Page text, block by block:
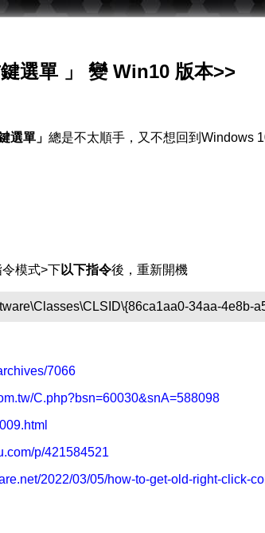
選單 」 變 Win10 版本>>
選單」 總是不太順手，又不想回到Windows
模式>下以下指令後，重新開機
34aa-4e8b-
7066
C.php?bsn=60030&snA=588098
p/421584521
2022/03/05/how-to-get-old-right-click-